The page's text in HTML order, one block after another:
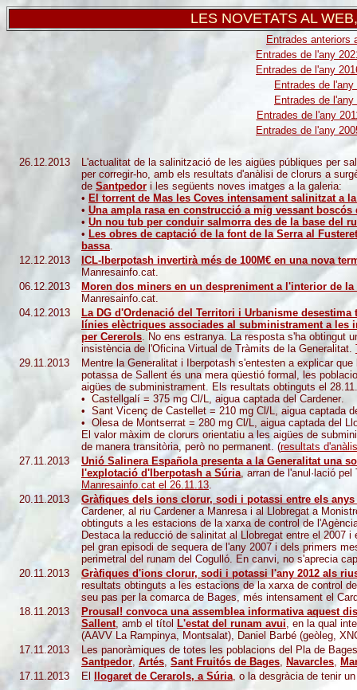
LES NOVETATS AL
Entrades anteriors
Entrades de l'any
Entrades de l'any
Entrades de l'any
Entrades de l'any
Entrades de l'any
Entrades de l'any
26.12.2013
L'actualitat de la salinització de les aigües públiques per
per corregir-ho, amb els resultats d'anàlisi de clorurs a
de Santpedor i les següents noves imatges a la galeria:
• El torrent de Mas les Coves intensament salinitzat a
• Una ampla rasa en construcció a mig vessant boscós
• Un nou tub per conduir salmorra des de la base del
• Les obres de captació de la font de la Serra al
bassa.
12.12.2013
ICL-Iberpotash invertirà més de 100M€ en una nova
Manresainfo.cat.
06.12.2013
Moren dos miners en un despreniment a l'interior de
Manresainfo.cat.
04.12.2013
La DG d'Ordenació del Territori i Urbanisme
línies elèctriques associades al subministrament a
per Cererols. No ens estranya. La resposta s'ha obtingut
insistència de l'Oficina Virtual de Tràmits de la Generalitat.
29.11.2013
Mentre la Generalitat i Iberpotash s'entesten a explicar
potassa de Sallent és una mera qüestió formal, les
aigües de subministrament. Els resultats obtinguts el
• Castellgalí = 375 mg Cl/L, aigua captada del Cardener.
• Sant Vicenç de Castellet = 210 mg Cl/L, aigua captada
• Olesa de Montserrat = 280 mg Cl/L, aigua captada del
El valor màxim de clorurs orientatiu a les aigües de
de manera transitòria, però no permanent. (resultats
27.11.2013
Unió Salinera Española presenta a la Generalitat una
l'explotació d'Iberpotash a Súria, arran de l'anul·lació
Manresainfo.cat el 26.11.13.
20.11.2013
Gràfiques dels ions clorur, sodi i potassi entre els
Cardener, al riu Cardener a Manresa i al Llobregat a
obtinguts a les estacions de la xarxa de control de
Destaca la reducció de salinitat al Llobregat entre el 2007
pel gran episodi de sequera de l'any 2007 i dels primers
perimetral del runam del Cogulló. En canvi, no s'aprecia
20.11.2013
Gràfiques d'ions clorur, sodi i potassi l'any 2012 als
resultats obtinguts a les estacions de la xarxa de control
seu pas per la comarca de Bages, més intensament el
18.11.2013
Prousal! convoca una assemblea informativa aquest
Sallent, amb el títol L'estat del runam avui, en la qual
(AAVV La Rampinya, Montsalat), Daniel Barbé (geòleg,
17.11.2013
Les panoràmiques de totes les poblacions del Pla de
Santpedor, Artés, Sant Fruitós de Bages, Navarcles,
17.11.2013 El llogaret de Cerarols, a Súria, o la desgràcia de tenir